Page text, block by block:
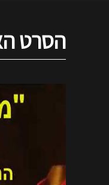
הסרט